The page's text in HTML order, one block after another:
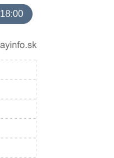
18:00